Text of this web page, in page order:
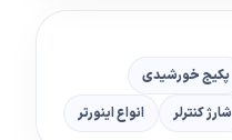
پکیج خورشیدی
شارژ کنترلر انواع اینورتر